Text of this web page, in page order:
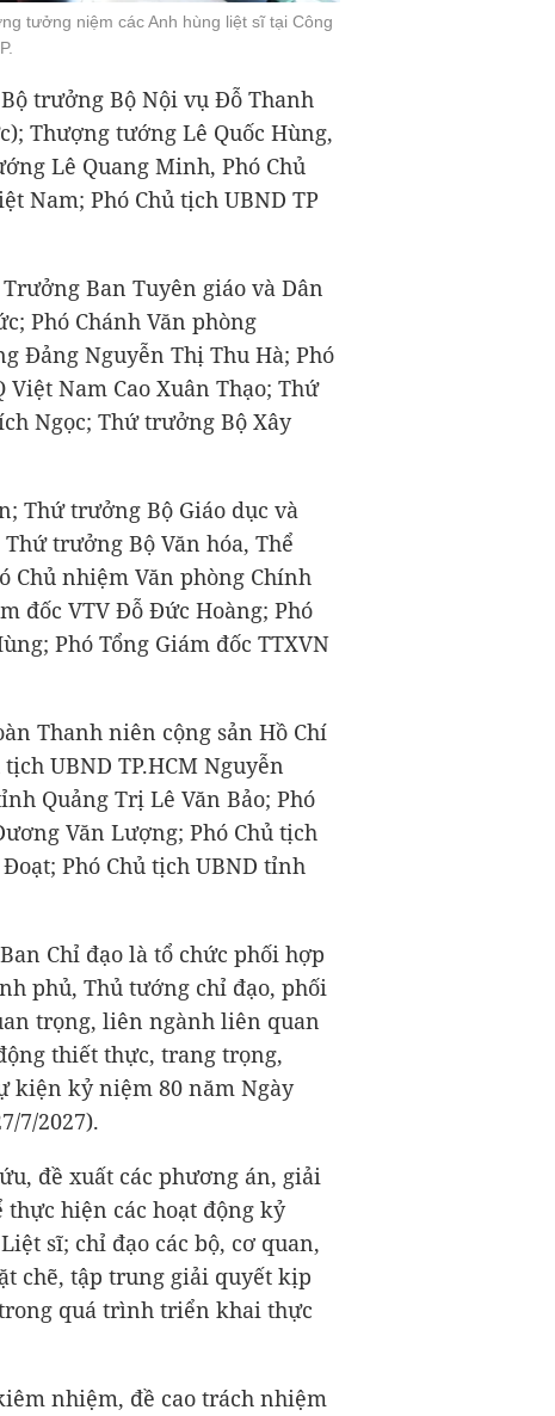
tưởng niệm các Anh hùng liệt sĩ tại Công
trưởng Bộ Nội vụ Đỗ Thanh
Thượng tướng Lê Quốc Hùng,
Lê Quang Minh, Phó Chủ
Nam; Phó Chủ tịch UBND TP
Ban Tuyên giáo và Dân
Phó Chánh Văn phòng
Đảng Nguyễn Thị Thu Hà; Phó
Nam Cao Xuân Thạo; Thứ
Ngọc; Thứ trưởng Bộ Xây
Thứ trưởng Bộ Giáo dục và
trưởng Bộ Văn hóa, Thể
Chủ nhiệm Văn phòng Chính
đốc VTV Đỗ Đức Hoàng; Phó
Phó Tổng Giám đốc TTXVN
Thanh niên cộng sản Hồ Chí
UBND TP.HCM Nguyễn
Quảng Trị Lê Văn Bảo; Phó
Văn Lượng; Phó Chủ tịch
Phó Chủ tịch UBND tỉnh
Chỉ đạo là tổ chức phối hợp
phủ, Thủ tướng chỉ đạo, phối
trọng, liên ngành liên quan
thiết thực, trang trọng,
kiện kỷ niệm 80 năm Ngày
7/2027).
đề xuất các phương án, giải
thực hiện các hoạt động kỷ
sĩ; chỉ đạo các bộ, cơ quan,
chẽ, tập trung giải quyết kịp
quá trình triển khai thực
nhiệm, đề cao trách nhiệm